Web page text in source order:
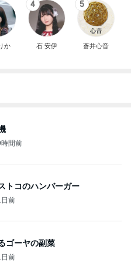
か
4
石 安伊
5
蒼井心音
間前
トコのハンバーガー
日前
ゴーヤの副菜
日前